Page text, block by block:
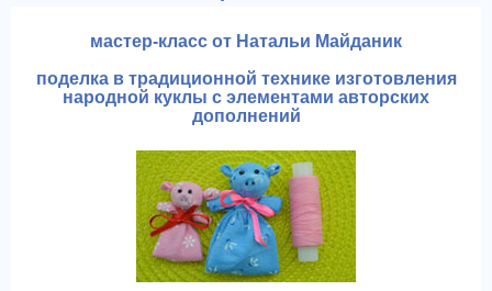
мастер-класс от Натальи Майданик
поделка в традиционной технике изготовления
народной куклы с элементами авторских
дополнений